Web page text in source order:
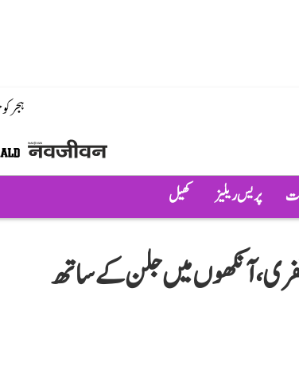
ہجر
پریس ریلیز کھیل
آنکھوں میں جلن کے ساتھ